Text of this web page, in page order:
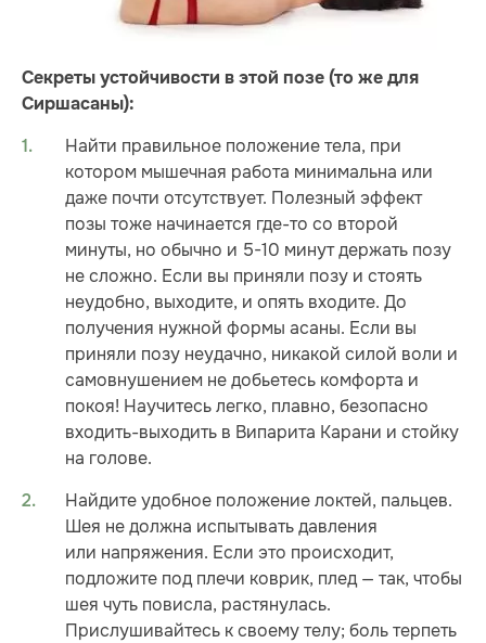
Секреты устойчивости в этой позе (то же для
Сиршасаны):
Найти правильное положение тела, при
котором мышечная работа минимальна или
даже почти отсутствует. Полезный эффект
позы тоже начинается где-то со второй
минуты, но обычно и 5-10 минут держать позу
не сложно. Если вы приняли позу и стоять
неудобно, выходите, и опять входите. До
получения нужной формы асаны. Если вы
приняли позу неудачно, никакой силой воли и
самовнушением не добьетесь комфорта и
покоя! Научитесь легко, плавно, безопасно
входить-выходить в Випарита Карани и стойку
на голове.
Найдите удобное положение локтей, пальцев.
Шея не должна испытывать давления
или напряжения. Если это происходит,
подложите под плечи коврик, плед — так, чтобы
шея чуть повисла, растянулась.
Прислушивайтесь к своему телу; боль терпеть